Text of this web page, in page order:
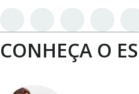
CONHEÇA O